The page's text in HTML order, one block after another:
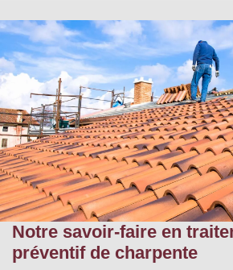
Notre savoir-faire en
préventif de charpente